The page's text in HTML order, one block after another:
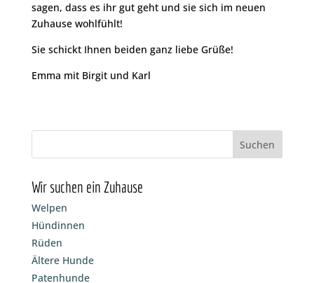
sagen, dass es ihr gut geht und sie sich im neuen
Zuhause wohlfühlt!
Sie schickt Ihnen beiden ganz liebe Grüße!
Emma mit Birgit und Karl
Wir suchen ein Zuhause
Welpen
Hündinnen
Rüden
Ältere Hunde
Patenhunde